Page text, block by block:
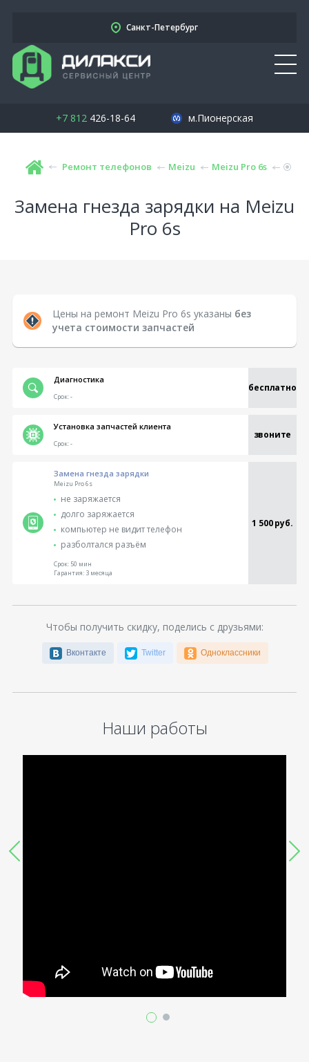
Санкт-Петербург
+7 812426-18-64 м.Пионерская
Ремонт телефонов Meizu Meizu Pro 6s
Замена гнезда зарядки на Meizu
Pro 6s
Цены на ремонт Meizu Pro 6s указаны без
учета стоимости запчастей
Диагностика
бесплатно
Срок:-
Установка запчастей клиента
звоните
Срок:-
Замена гнезда зарядки
Meizu Pro 6s
не заряжается
долго заряжается
компьютер не видит телефон
разболтался разъём
1 500 руб.
Срок:50 мин
Гарантия:3 месяца
Чтобы получить скидку, поделись с друзьями:
Вконтакте Twitter Одноклассники
Наши работы